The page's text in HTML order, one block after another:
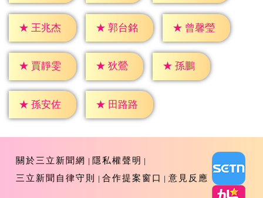
★ 王兆杰 ★ 郭台銘 ★ 曾馨瑩
★ 賈靜雯 ★ 狄鶯 ★ 孫鵬
★ 孫安佐 ★ 田路路
關於三立新聞網
隱私權聲明
三立新聞自律守則
合作提案窗口 意見反應